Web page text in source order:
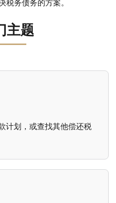
税务债务的方案。
主题
计划，或查找其他偿还税